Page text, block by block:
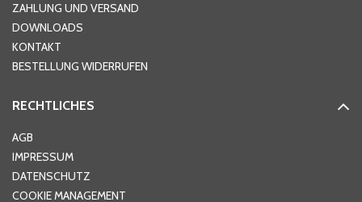
Ort*
Telefon
ZAHLUNG UND VERSAND
DOWNLOADS
KONTAKT
BESTELLUNG WIDERRUFEN
RECHTLICHES
AGB
IMPRESSUM
DATENSCHUTZ
COOKIE MANAGEMENT